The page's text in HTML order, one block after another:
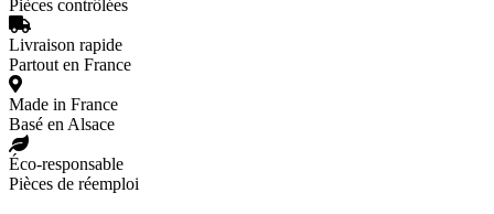
Pièces contrôlées
Livraison rapide
Partout en France
Made in France
Basé en Alsace
Éco-responsable
Pièces de réemploi